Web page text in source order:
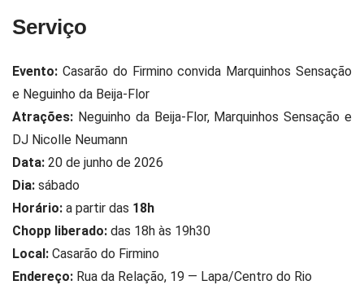
Serviço
Evento: Casarão do Firmino convida Marquinhos Sensação
e Neguinho da Beija-Flor
Atrações: Neguinho da Beija-Flor, Marquinhos Sensação e
DJ Nicolle Neumann
Data: 20 de junho de 2026
Dia: sábado
Horário: a partir das 18h
Chopp liberado: das 18h às 19h30
Local: Casarão do Firmino
Endereço: Rua da Relação, 19 — Lapa/Centro do Rio